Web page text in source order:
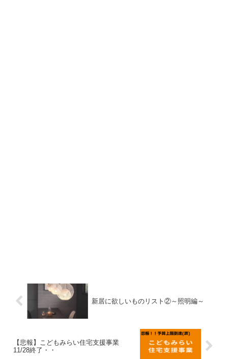
新居に欲しいものリスト②～照明編～
【悲報】こどもみらい住宅支援事業
11/28終了・・